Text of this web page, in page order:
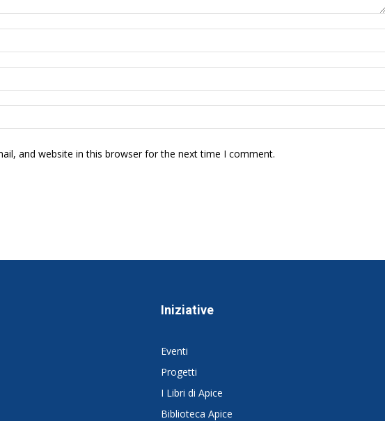
and website in this browser for the next time I comment.
Iniziative
Eventi
Progetti
I Libri di Apice
Biblioteca Apice